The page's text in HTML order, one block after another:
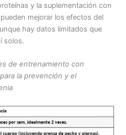
y la suplementación con
mejorar los efectos del
hay datos limitados que
solos.
de entrenamiento con
la prevención y el